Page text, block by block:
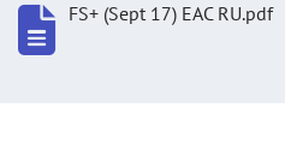
FS+ (Sept 17) EAC RU.pdf